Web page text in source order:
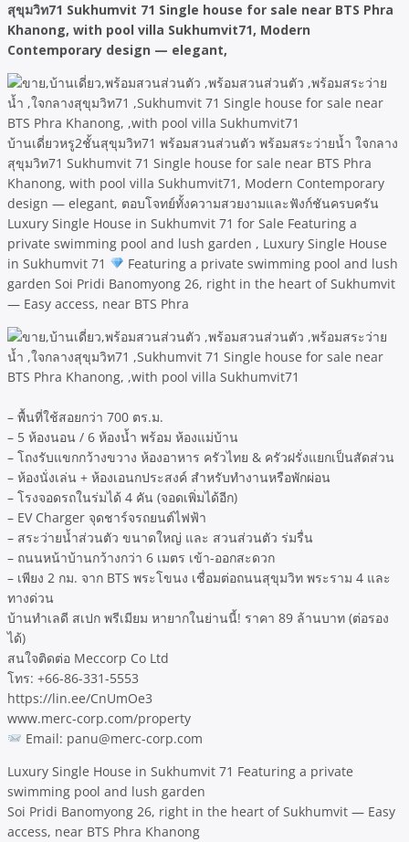
สุขุมวิท71 Sukhumvit 71 Single house for sale near BTS Phra
Khanong, with pool villa Sukhumvit71, Modern
Contemporary design — elegant,
บ้านเดี่ยวหรู2ชั้นสุขุมวิท71 พร้อมสวนส่วนตัว พร้อมสระว่ายน้ำ ใจกลาง
สุขุมวิท71 Sukhumvit 71 Single house for sale near BTS Phra
Khanong, with pool villa Sukhumvit71, Modern Contemporary
design — elegant, ตอบโจทย์ทั้งความสวยงามและฟังก์ชันครบครัน
Luxury Single House in Sukhumvit 71 for Sale Featuring a
private swimming pool and lush garden , Luxury Single House
in Sukhumvit 71
Featuring a private swimming pool and lush
garden Soi Pridi Banomyong 26, right in the heart of Sukhumvit
— Easy access, near BTS Phra
– พื้นที่ใช้สอยกว่า 700 ตร.ม.
– 5 ห้องนอน / 6 ห้องน้ำ พร้อม ห้องแม่บ้าน
– โถงรับแขกกว้างขวาง ห้องอาหาร ครัวไทย & ครัวฝรั่งแยกเป็นสัดส่วน
– ห้องนั่งเล่น + ห้องเอนกประสงค์ สำหรับทำงานหรือพักผ่อน
– โรงจอดรถในร่มได้ 4 คัน (จอดเพิ่มได้อีก)
– EV Charger จุดชาร์จรถยนต์ไฟฟ้า
– สระว่ายน้ำส่วนตัว ขนาดใหญ่ และ สวนส่วนตัว ร่มรื่น
– ถนนหน้าบ้านกว้างกว่า 6 เมตร เข้า-ออกสะดวก
– เพียง 2 กม. จาก BTS พระโขนง เชื่อมต่อถนนสุขุมวิท พระราม 4 และ
ทางด่วน
บ้านทำเลดี สเปก พรีเมียม หายากในย่านนี้! ราคา 89 ล้านบาท (ต่อรอง
ได้)
สนใจติดต่อ Meccorp Co Ltd
โทร: +66-86-331-5553
https://lin.ee/CnUmOe3
www.merc-corp.com/property
Email: panu@merc-corp.com
Luxury Single House in Sukhumvit 71 Featuring a private
swimming pool and lush garden
Soi Pridi Banomyong 26, right in the heart of Sukhumvit — Easy
access, near BTS Phra Khanong